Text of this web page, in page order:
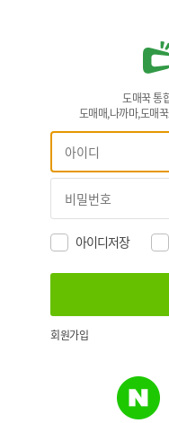
도매꾹 통
도매매,나까마,도매
아이디저장
회원가입